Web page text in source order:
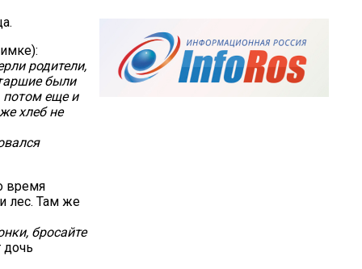
родители,
были
потом еще и
хлеб не
время
лес. Там же
бросайте
дочь